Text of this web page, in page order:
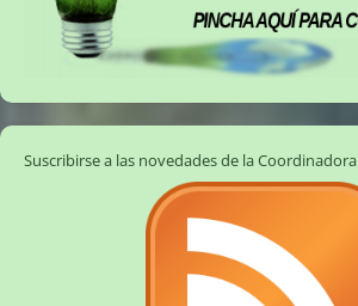
Suscribirse a las novedades de la Coordinadora